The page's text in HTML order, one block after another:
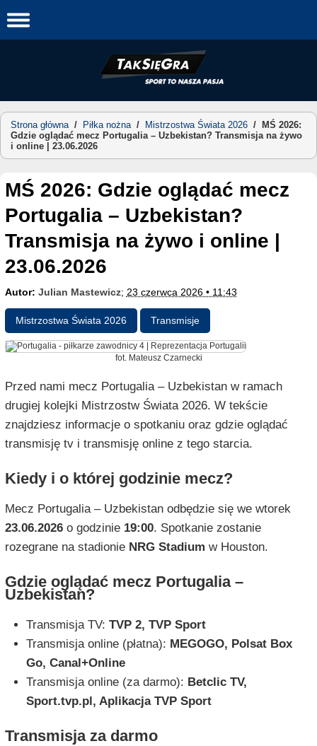
to
Strona główna/ Piłka nożna/ Mistrzostwa Świata 2026 /
MŚ 2026:
Gdzie oglądać mecz Portugalia – Uzbekistan? Transmisja na żywo
i online | 23.06.2026
MŚ 2026: Gdzie oglądać mecz
Portugalia – Uzbekistan?
Transmisja na żywo i online |
23.06.2026
Autor: Julian Mastewicz; 23 czerwca 2026 • 11:43
Mistrzostwa Świata 2026 Transmisje
fot. Mateusz Czarnecki
Przed nami mecz Portugalia – Uzbekistan w ramach
drugiej kolejki Mistrzostw Świata 2026. W tekście
znajdziesz informacje o spotkaniu oraz gdzie oglądać
transmisję tv i transmisję online z tego starcia.
Kiedy i o której godzinie mecz?
Mecz Portugalia – Uzbekistan odbędzie się we wtorek
23.06.2026o godzinie 19:00. Spotkanie zostanie
rozegrane na stadionie NRG Stadium w Houston.
Gdzie oglądać mecz Portugalia –
Uzbekistan?
Transmisja TV: TVP 2, TVP Sport
Transmisja online (płatna): MEGOGO, Polsat Box
Go, Canal+Online
Transmisja online (za darmo): Betclic TV,
Sport.tvp.pl, Aplikacja TVP Sport
Transmisja za darmo